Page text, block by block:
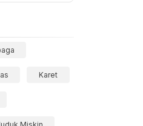
Karet